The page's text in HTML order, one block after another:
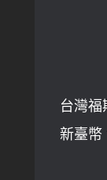
台灣
新臺幣